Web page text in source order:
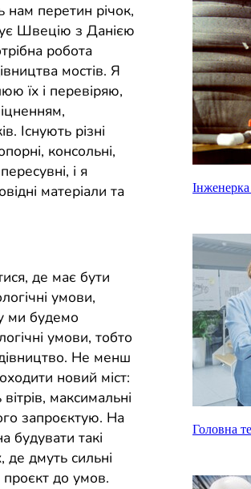
нам перетин річок,
Швецію з Данією
робота
мостів. Я
їх і перевіряю,
Існують різні
консольні,
і я
матеріали та
де має бути
умови,
ми будемо
умови, тобто
Не менш
новий міст:
максимальні
запроєктую. На
будувати такі
де дмуть сильні
проєкт до умов.
Головна